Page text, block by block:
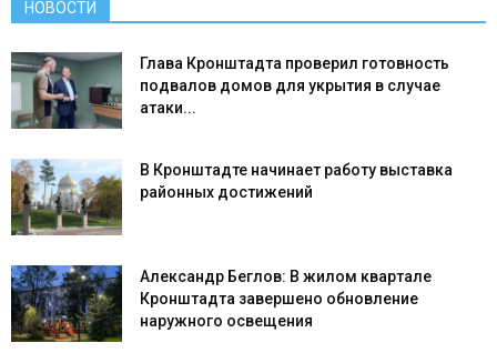
НОВОСТИ
Глава Кронштадта проверил готовность
подвалов домов для укрытия в случае
атаки...
В Кронштадте начинает работу выставка
районных достижений
Александр Беглов: В жилом квартале
Кронштадта завершено обновление
наружного освещения